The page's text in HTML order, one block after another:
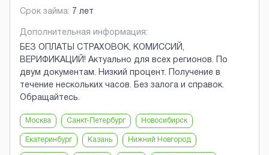
Срок займа: 7 лет
Дополнительная информация:
БЕЗ ОПЛАТЫ СТРАХОВОК, КОМИССИЙ,
ВЕРИФИКАЦИЙ! Актуально для всех регионов. По
двум документам. Низкий процент. Получение в
течение нескольких часов. Без залога и справок.
Обращайтесь.
Москва Санкт-Петербург Новосибирск
Екатеринбург Казань Нижний Новгород